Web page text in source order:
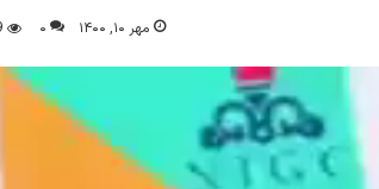
مهر ۱۰, ۱۴۰۰ ۰